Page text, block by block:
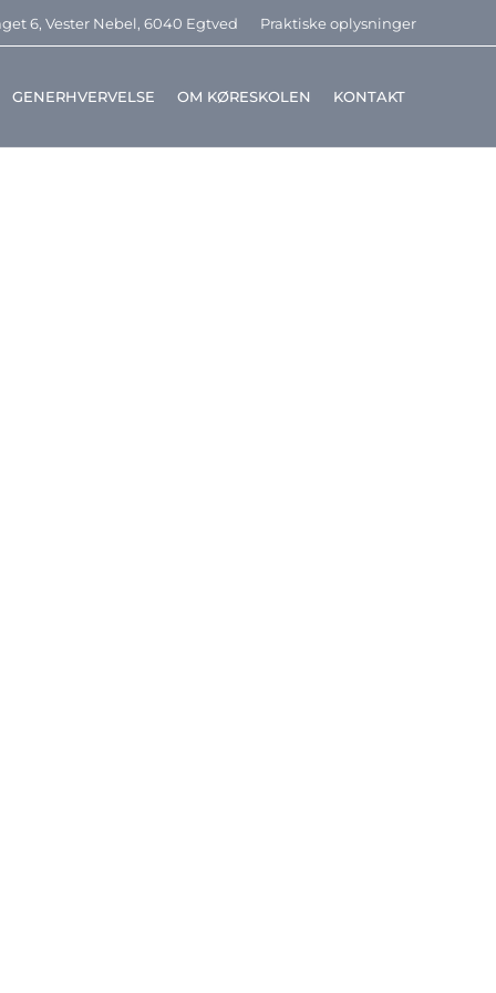
6, Vester Nebel, 6040 Egtved Praktiske oplysninger
GENERHVERVELSE OM KØRESKOLEN KONTAKT